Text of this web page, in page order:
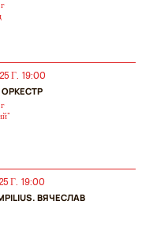
Г. 19:00
Г. 19:00
ВЯЧЕСЛАВ